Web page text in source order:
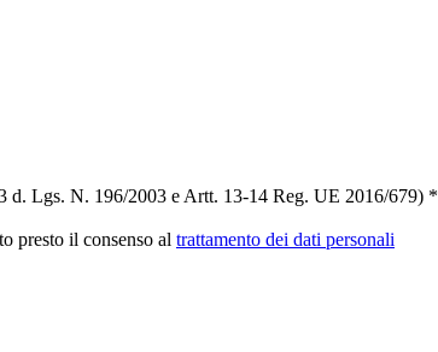
d. Lgs. N. 196/2003 e Artt. 13-14 Reg. UE 2016/679) *
presto il consenso al trattamento dei dati personali